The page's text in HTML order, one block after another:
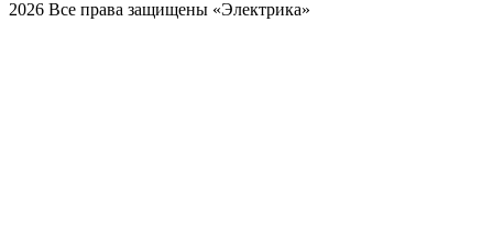
2026 Все права защищены «Электрика»